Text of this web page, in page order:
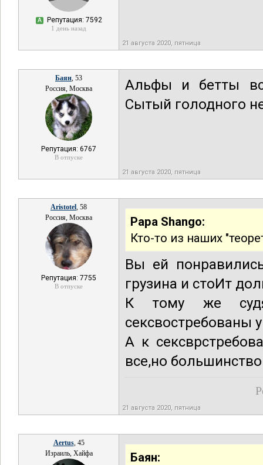
А Репутация: 7592
1 день назад
21 августа 2020, пятница
Баян, 53
Россия, Москва
Репутация: 6767
В отпуске
Альфы и бетты
Сытый голодного
21 августа 2020, пятница
Aristotel, 58
Россия, Москва
Репутация: 7755
В отпуске
Papa Shango:
Кто-то из наших
Вы ей
грузина и стоИт
К тому же
сексвостребованы
А к
все,но
21 августа 2020, пятница
Aertus, 45
Израиль, Хайфа
Баян: